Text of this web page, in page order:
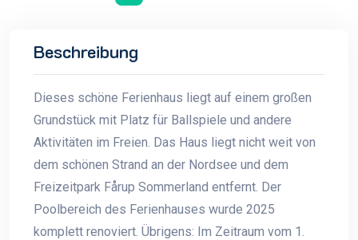
Beschreibung
Dieses schöne Ferienhaus liegt auf einem großen
Grundstück mit Platz für Ballspiele und andere
Aktivitäten im Freien. Das Haus liegt nicht weit von
dem schönen Strand an der Nordsee und dem
Freizeitpark Fårup Sommerland entfernt. Der
Poolbereich des Ferienhauses wurde 2025
komplett renoviert. Übrigens: Im Zeitraum vom 1.